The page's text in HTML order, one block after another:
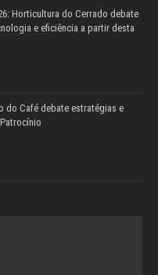
Horticultura do Cerrado debate
e eficiência a partir desta
do Café debate estratégias e